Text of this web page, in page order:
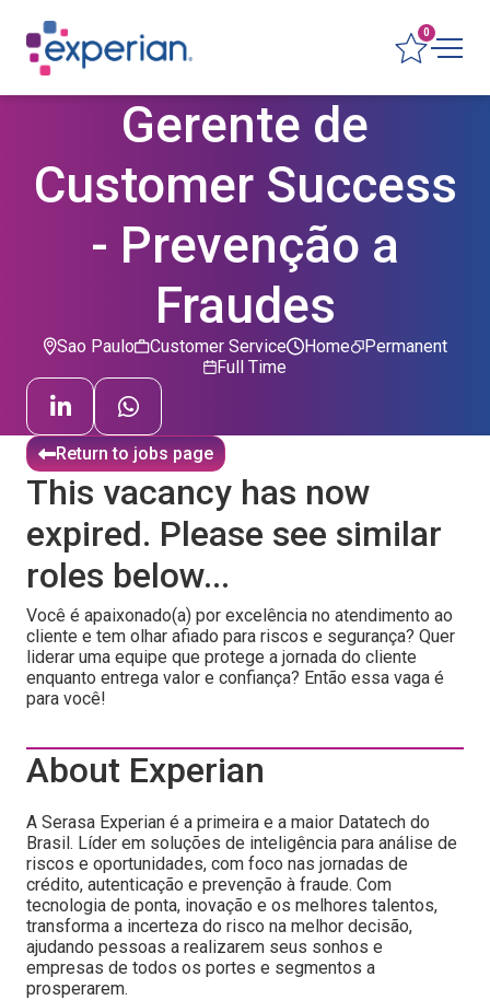
0
Gerente de
Customer Success
- Prevenção a
Fraudes
Sao Paulo Customer Service Permanent
Home
Full Time
Return to jobs page
This vacancy has now
expired. Please see similar
roles below...
Você é apaixonado(a) por excelência no atendimento ao
cliente e tem olhar afiado para riscos e segurança? Quer
liderar uma equipe que protege a jornada do cliente
enquanto entrega valor e confiança? Então essa vaga é
para você!
About Experian
A Serasa Experian é a primeira e a maior Datatech do
Brasil. Líder em soluções de inteligência para análise de
riscos e oportunidades, com foco nas jornadas de
crédito, autenticação e prevenção à fraude. Com
tecnologia de ponta, inovação e os melhores talentos,
transforma a incerteza do risco na melhor decisão,
ajudando pessoas a realizarem seus sonhos e
empresas de todos os portes e segmentos a
prosperarem.